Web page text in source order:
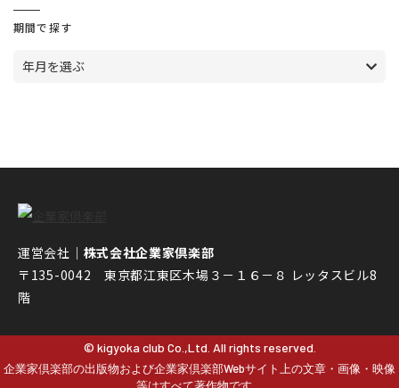
期間で探す
年月を選ぶ
運営会社｜ 株式会社企業家倶楽部
〒135-0042 東京都江東区木場３－１６－８ レッタスビル8
階
© kigyoka club Co.,Ltd. All rights reserved.
企業家倶楽部の出版物および企業家倶楽部Webサイト上の文章・画像・映像